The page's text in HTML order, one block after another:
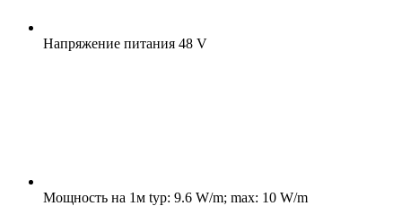
Напряжение питания 48 V
Мощность на 1м typ: 9.6 W/m; max: 10 W/m